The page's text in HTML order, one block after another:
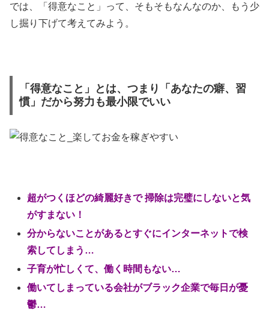
では、「得意なこと」って、そもそもなんなのか、もう少
し掘り下げて考えてみよう。
「得意なこと」とは、つまり「あなたの癖、習
慣」だから努力も最小限でいい
超がつくほどの綺麗好きで 掃除は完璧にしないと気
がすまない！
分からないことがあるとすぐにインターネットで検
索してしまう…
子育が忙しくて、働く時間もない…
働いてしまっている会社がブラック企業で毎日が憂
鬱…